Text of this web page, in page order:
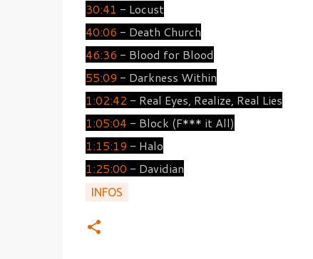
30:41 - Locust
40:06 - Death Church
46:36 - Blood for Blood
55:09 - Darkness Within
1:02:42 - Real Eyes, Realize, Real Lies
1:05:04 - Block (F*** it All)
1:15:19 - Halo
1:25:00 - Davidian
INFOS